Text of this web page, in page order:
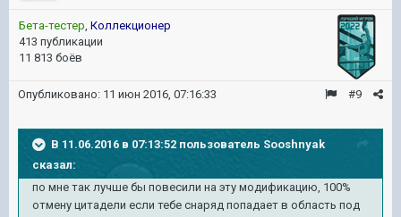
Бета-тестер Коллекционер
413 публикации
11 813 боёв
#9
Опубликовано: 11 июн 2016, 07:16:33
В 11.06.2016 в 07:13:52 пользователь Sooshnyak
сказал:
по мне так лучше бы повесили на эту модификацию, 100%
отмену цитадели если тебе снаряд попадает в область под